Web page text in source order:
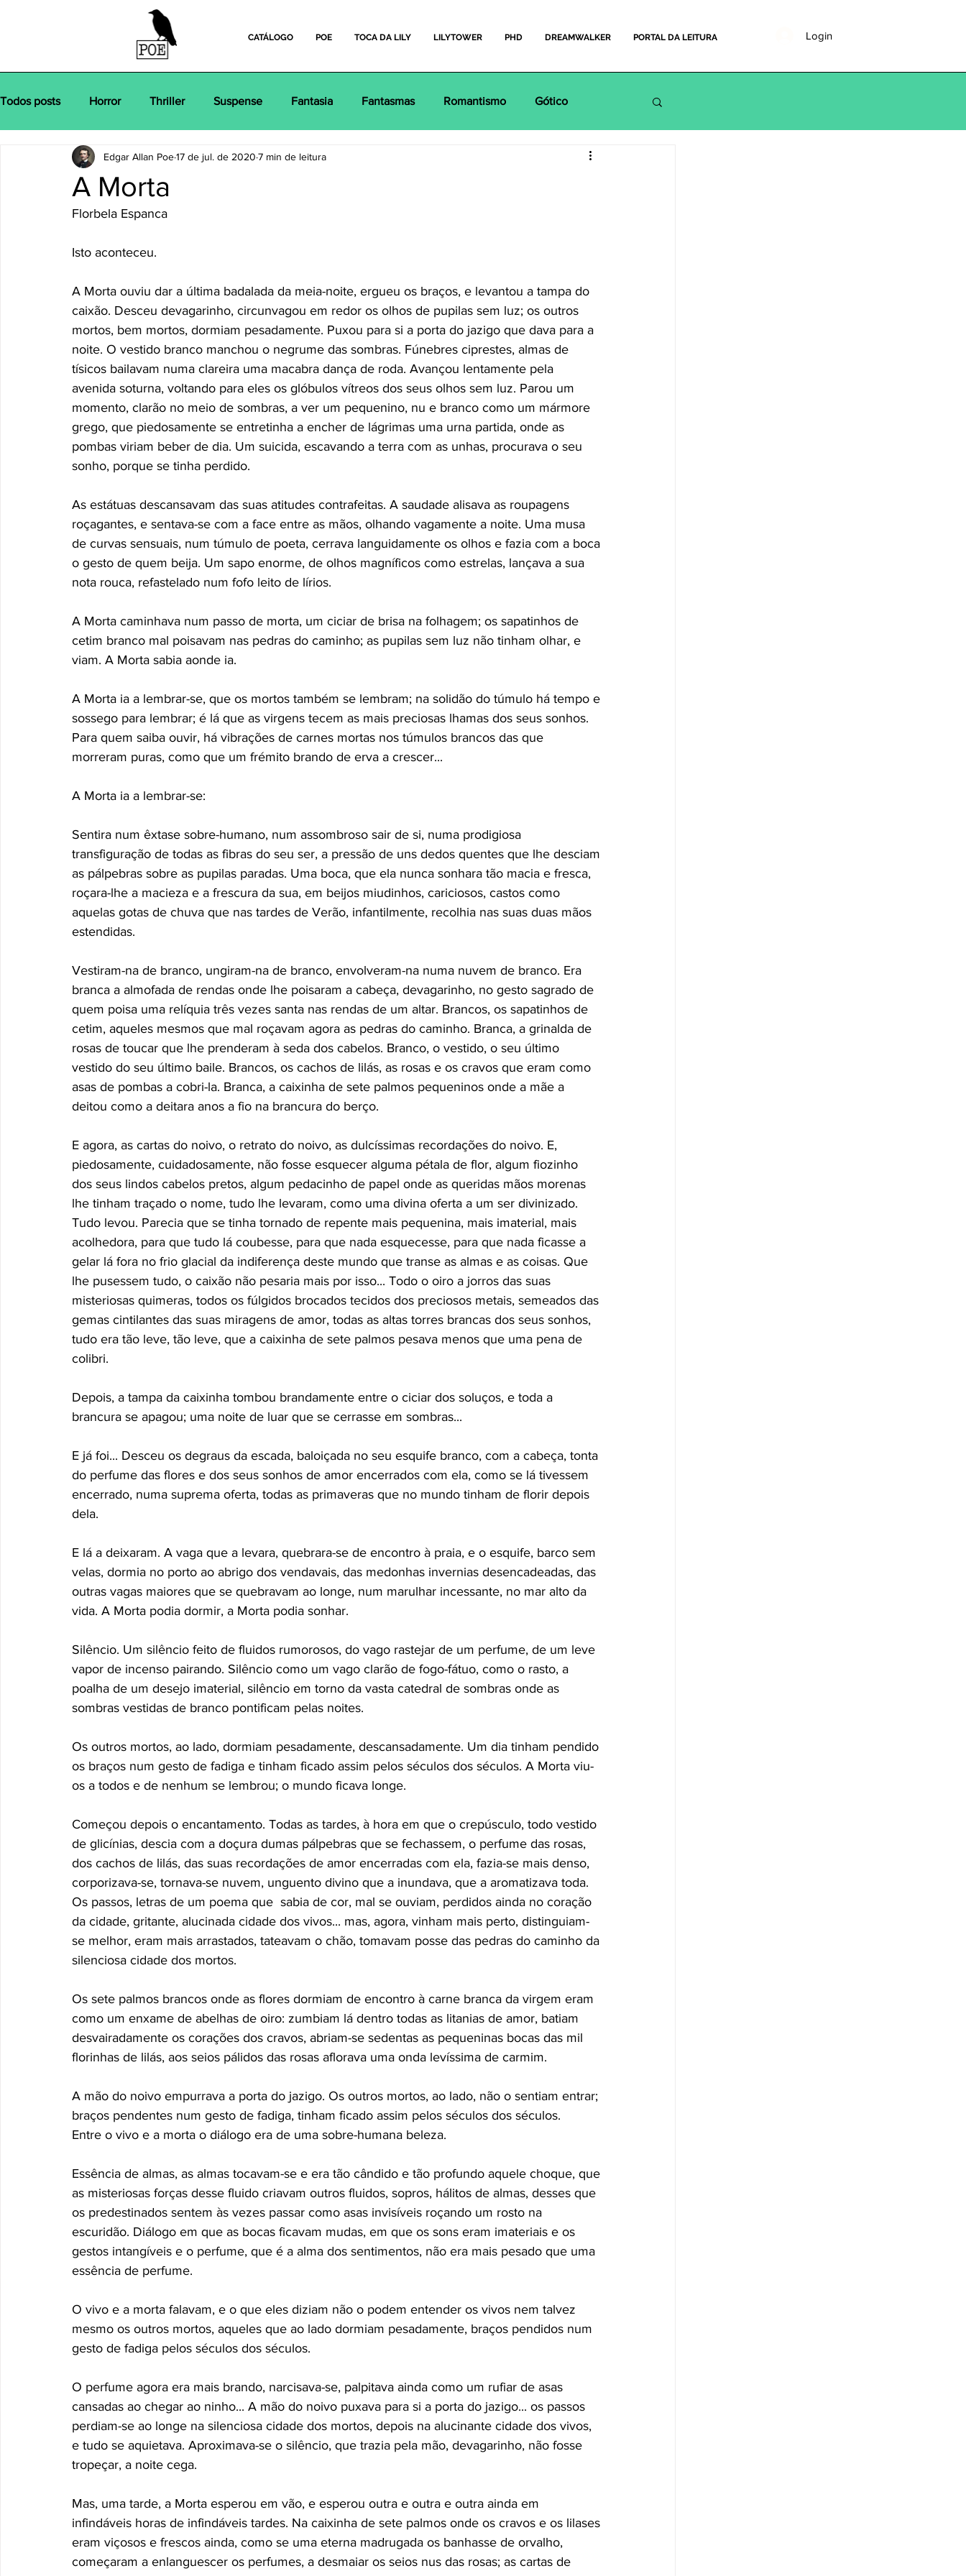
CATÁLOGO POE TOCA DA LILY LILYTOWER PHD DREAMWALKER PORTAL DA LEITURA Login
Todos posts Horror Thriller Suspense Fantasia Fantasmas Romantismo Gótico
Psicológico Realismo Edgar Allan Poe Machado de Assis Fernando Pessoa
Oscar Wilde
A Morta
Edgar Allan Poe17 de jul. de 2020 7 min de leitura
Florbela Espanca
Isto aconteceu.
A Morta ouviu dar a última badalada da meia-noite, ergueu os braços, e levantou a tampa do
caixão. Desceu devagarinho, circunvagou em redor os olhos de pupilas sem luz; os outros
mortos, bem mortos, dormiam pesadamente. Puxou para si a porta do jazigo que dava para a
noite. O vestido branco manchou o negrume das sombras. Fúnebres ciprestes, almas de
tísicos bailavam numa clareira uma macabra dança de roda. Avançou lentamente pela
avenida soturna, voltando para eles os glóbulos vítreos dos seus olhos sem luz. Parou um
momento, clarão no meio de sombras, a ver um pequenino, nu e branco como um mármore
grego, que piedosamente se entretinha a encher de lágrimas uma urna partida, onde as
pombas viriam beber de dia. Um suicida, escavando a terra com as unhas, procurava o seu
sonho, porque se tinha perdido.
As estátuas descansavam das suas atitudes contrafeitas. A saudade alisava as roupagens
roçagantes, e sentava-se com a face entre as mãos, olhando vagamente a noite. Uma musa
de curvas sensuais, num túmulo de poeta, cerrava languidamente os olhos e fazia com a boca
o gesto de quem beija. Um sapo enorme, de olhos magníficos como estrelas, lançava a sua
nota rouca, refastelado num fofo leito de lírios.
A Morta caminhava num passo de morta, um ciciar de brisa na folhagem; os sapatinhos de
cetim branco mal poisavam nas pedras do caminho; as pupilas sem luz não tinham olhar, e
viam. A Morta sabia aonde ia.
A Morta ia a lembrar-se, que os mortos também se lembram; na solidão do túmulo há tempo e
sossego para lembrar; é lá que as virgens tecem as mais preciosas lhamas dos seus sonhos.
Para quem saiba ouvir, há vibrações de carnes mortas nos túmulos brancos das que
morreram puras, como que um frémito brando de erva a crescer...
A Morta ia a lembrar-se:
Sentira num êxtase sobre-humano, num assombroso sair de si, numa prodigiosa
transfiguração de todas as fibras do seu ser, a pressão de uns dedos quentes que lhe desciam
as pálpebras sobre as pupilas paradas. Uma boca, que ela nunca sonhara tão macia e fresca,
roçara-lhe a macieza e a frescura da sua, em beijos miudinhos, cariciosos, castos como
aquelas gotas de chuva que nas tardes de Verão, infantilmente, recolhia nas suas duas mãos
estendidas.
Vestiram-na de branco, ungiram-na de branco, envolveram-na numa nuvem de branco. Era
branca a almofada de rendas onde lhe poisaram a cabeça, devagarinho, no gesto sagrado de
quem poisa uma relíquia três vezes santa nas rendas de um altar. Brancos, os sapatinhos de
cetim, aqueles mesmos que mal roçavam agora as pedras do caminho. Branca, a grinalda de
rosas de toucar que lhe prenderam à seda dos cabelos. Branco, o vestido, o seu último
vestido do seu último baile. Brancos, os cachos de lilás, as rosas e os cravos que eram como
asas de pombas a cobri-la. Branca, a caixinha de sete palmos pequeninos onde a mãe a
deitou como a deitara anos a fio na brancura do berço.
E agora, as cartas do noivo, o retrato do noivo, as dulcíssimas recordações do noivo. E,
piedosamente, cuidadosamente, não fosse esquecer alguma pétala de flor, algum fiozinho
dos seus lindos cabelos pretos, algum pedacinho de papel onde as queridas mãos morenas
lhe tinham traçado o nome, tudo lhe levaram, como uma divina oferta a um ser divinizado.
Tudo levou. Parecia que se tinha tornado de repente mais pequenina, mais imaterial, mais
acolhedora, para que tudo lá coubesse, para que nada esquecesse, para que nada ficasse a
gelar lá fora no frio glacial da indiferença deste mundo que transe as almas e as coisas. Que
lhe pusessem tudo, o caixão não pesaria mais por isso... Todo o oiro a jorros das suas
misteriosas quimeras, todos os fúlgidos brocados tecidos dos preciosos metais, semeados das
gemas cintilantes das suas miragens de amor, todas as altas torres brancas dos seus sonhos,
tudo era tão leve, tão leve, que a caixinha de sete palmos pesava menos que uma pena de
colibri.
Depois, a tampa da caixinha tombou brandamente entre o ciciar dos soluços, e toda a
brancura se apagou; uma noite de luar que se cerrasse em sombras...
E já foi... Desceu os degraus da escada, baloiçada no seu esquife branco, com a cabeça, tonta
do perfume das flores e dos seus sonhos de amor encerrados com ela, como se lá tivessem
encerrado, numa suprema oferta, todas as primaveras que no mundo tinham de florir depois
dela.
E lá a deixaram. A vaga que a levara, quebrara-se de encontro à praia, e o esquife, barco sem
velas, dormia no porto ao abrigo dos vendavais, das medonhas invernias desencadeadas, das
outras vagas maiores que se quebravam ao longe, num marulhar incessante, no mar alto da
vida. A Morta podia dormir, a Morta podia sonhar.
Silêncio. Um silêncio feito de fluidos rumorosos, do vago rastejar de um perfume, de um leve
vapor de incenso pairando. Silêncio como um vago clarão de fogo-fátuo, como o rasto, a
poalha de um desejo imaterial, silêncio em torno da vasta catedral de sombras onde as
sombras vestidas de branco pontificam pelas noites.
Os outros mortos, ao lado, dormiam pesadamente, descansadamente. Um dia tinham pendido
os braços num gesto de fadiga e tinham ficado assim pelos séculos dos séculos. A Morta viu-
os a todos e de nenhum se lembrou; o mundo ficava longe.
Começou depois o encantamento. Todas as tardes, à hora em que o crepúsculo, todo vestido
de glicínias, descia com a doçura dumas pálpebras que se fechassem, o perfume das rosas,
dos cachos de lilás, das suas recordações de amor encerradas com ela, fazia-se mais denso,
corporizava-se, tornava-se nuvem, unguento divino que a inundava, que a aromatizava toda.
Os passos, letras de um poema que  sabia de cor, mal se ouviam, perdidos ainda no coração
da cidade, gritante, alucinada cidade dos vivos... mas, agora, vinham mais perto, distinguiam-
se melhor, eram mais arrastados, tateavam o chão, tomavam posse das pedras do caminho da
silenciosa cidade dos mortos.
Os sete palmos brancos onde as flores dormiam de encontro à carne branca da virgem eram
como um enxame de abelhas de oiro: zumbiam lá dentro todas as litanias de amor, batiam
desvairadamente os corações dos cravos, abriam-se sedentas as pequeninas bocas das mil
florinhas de lilás, aos seios pálidos das rosas aflorava uma onda levíssima de carmim.
A mão do noivo empurrava a porta do jazigo. Os outros mortos, ao lado, não o sentiam entrar;
braços pendentes num gesto de fadiga, tinham ficado assim pelos séculos dos séculos.
Entre o vivo e a morta o diálogo era de uma sobre-humana beleza.
Essência de almas, as almas tocavam-se e era tão cândido e tão profundo aquele choque, que
as misteriosas forças desse fluido criavam outros fluidos, sopros, hálitos de almas, desses que
os predestinados sentem às vezes passar como asas invisíveis roçando um rosto na
escuridão. Diálogo em que as bocas ficavam mudas, em que os sons eram imateriais e os
gestos intangíveis e o perfume, que é a alma dos sentimentos, não era mais pesado que uma
essência de perfume.
O vivo e a morta falavam, e o que eles diziam não o podem entender os vivos nem talvez
mesmo os outros mortos, aqueles que ao lado dormiam pesadamente, braços pendidos num
gesto de fadiga pelos séculos dos séculos.
O perfume agora era mais brando, narcisava-se, palpitava ainda como um rufiar de asas
cansadas ao chegar ao ninho... A mão do noivo puxava para si a porta do jazigo... os passos
perdiam-se ao longe na silenciosa cidade dos mortos, depois na alucinante cidade dos vivos,
e tudo se aquietava. Aproximava-se o silêncio, que trazia pela mão, devagarinho, não fosse
tropeçar, a noite cega.
Mas, uma tarde, a Morta esperou em vão, e esperou outra e outra e outra ainda em
infindáveis horas de infindáveis tardes. Na caixinha de sete palmos onde os cravos e os lilases
eram viçosos e frescos ainda, como se uma eterna madrugada os banhasse de orvalho,
começaram a enlanguescer os perfumes, a desmaiar os seios nus das rosas; as cartas de